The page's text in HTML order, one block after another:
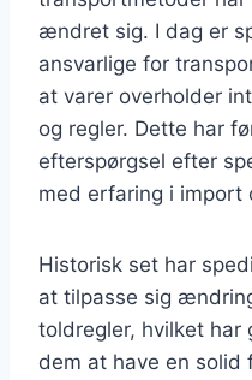
ændret sig. I dag er
ansvarlige for
at varer overholder
og regler. Dette har
efterspørgsel efter
med erfaring i import
Historisk set har
at tilpasse sig
toldregler, hvilket
dem at have en solid